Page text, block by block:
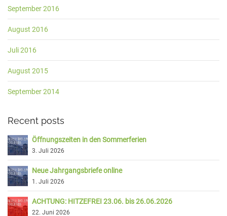
September 2016
August 2016
Juli 2016
August 2015
September 2014
Recent posts
Öffnungszeiten in den Sommerferien
3. Juli 2026
Neue Jahrgangsbriefe online
1. Juli 2026
ACHTUNG: HITZEFREI 23.06. bis 26.06.2026
22. Juni 2026